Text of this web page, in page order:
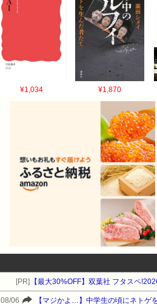
¥1,034 ¥1,870
[PR] 【最大30%OFF】双葉社 フタスペ
08/06